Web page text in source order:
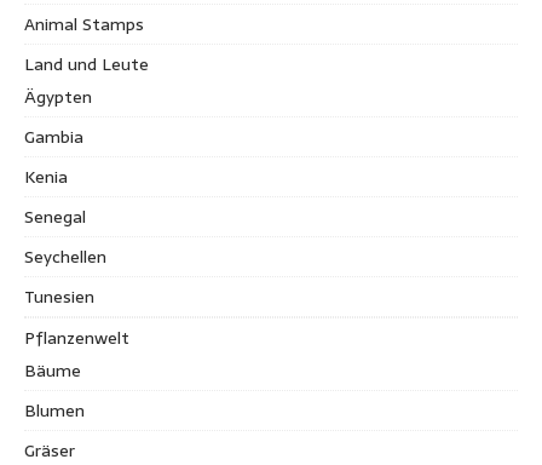
Animal Stamps
Land und Leute
Ägypten
Gambia
Kenia
Senegal
Seychellen
Tunesien
Pflanzenwelt
Bäume
Blumen
Gräser